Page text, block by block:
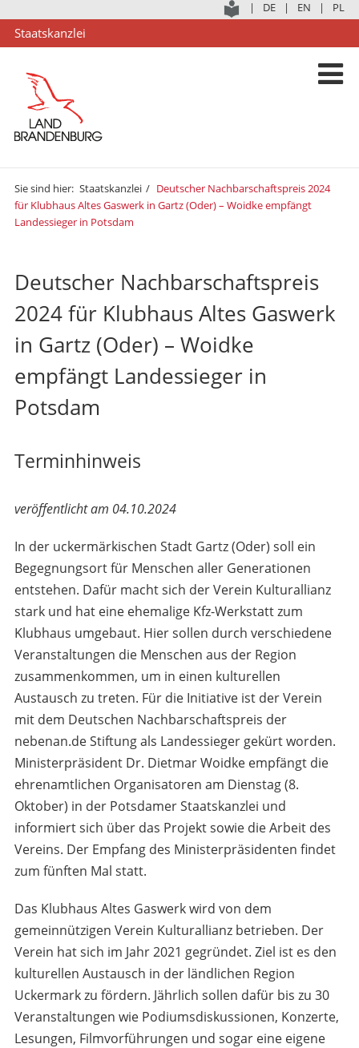
| DE | EN | PL
Staatskanzlei
Sie sind hier: Staatskanzlei
Deutscher Nachbarschaftspreis 2024
für Klubhaus Altes Gaswerk in Gartz (Oder) – Woidke empfängt
Landessieger in Potsdam
Deutscher Nachbarschaftspreis
2024 für Klubhaus Altes Gaswerk
in Gartz (Oder) – Woidke
empfängt Landessieger in
Potsdam
Terminhinweis
veröffentlicht am 04.10.2024
In der uckermärkischen Stadt Gartz (Oder) soll ein
Begegnungsort für Menschen aller Generationen
entstehen. Dafür macht sich der Verein Kulturallianz
stark und hat eine ehemalige Kfz-Werkstatt zum
Klubhaus umgebaut. Hier sollen durch verschiedene
Veranstaltungen die Menschen aus der Region
zusammenkommen, um in einen kulturellen
Austausch zu treten. Für die Initiative ist der Verein
mit dem Deutschen Nachbarschaftspreis der
nebenan.de Stiftung als Landessieger gekürt worden.
Ministerpräsident Dr. Dietmar Woidke empfängt die
ehrenamtlichen Organisatoren am Dienstag (8.
Oktober) in der Potsdamer Staatskanzlei und
informiert sich über das Projekt sowie die Arbeit des
Vereins. Der Empfang des Ministerpräsidenten findet
zum fünften Mal statt.
Das Klubhaus Altes Gaswerk wird von dem
gemeinnützigen Verein Kulturallianz betrieben. Der
Verein hat sich im Jahr 2021 gegründet. Ziel ist es den
kulturellen Austausch in der ländlichen Region
Uckermark zu fördern. Jährlich sollen dafür bis zu 30
Veranstaltungen wie Podiumsdiskussionen, Konzerte,
Lesungen, Filmvorführungen und sogar eine eigene